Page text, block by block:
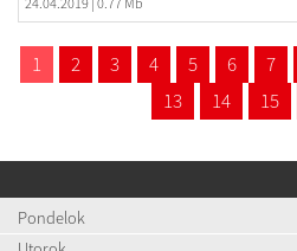
1 2 3 4 5 6 7
13
14 15
Pondelok